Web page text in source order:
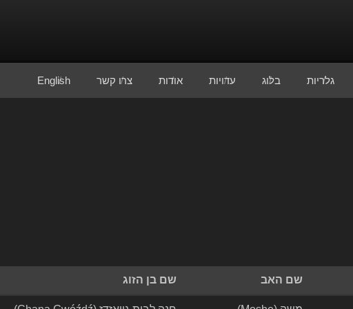
גלריות בלוג עדויות אודות צרו קשר English
שם האב שם בן הזוג